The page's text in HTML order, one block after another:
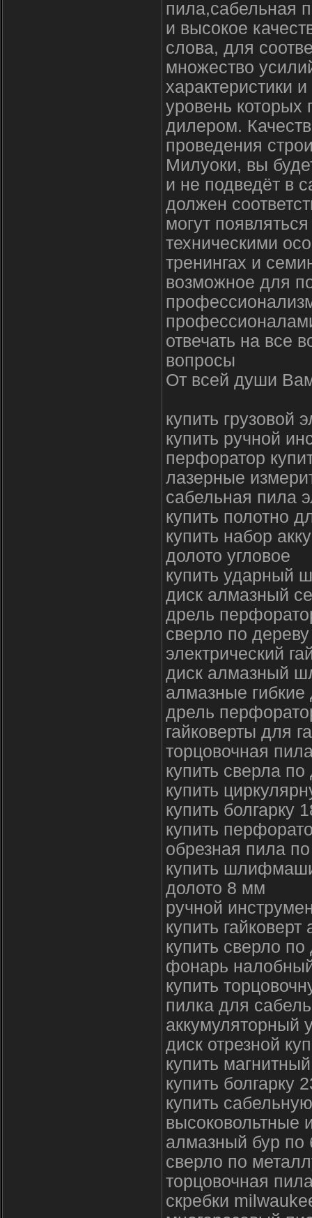
пила,сабельная
и высокое
слова, для
множество
характеристики
уровень
дилером.
проведения
Милуоки, вы
и не подведёт в
должен
могут
техническими
тренингах и
возможное для
отвечать на все
вопросы
От всей души
купить грузовой
купить ручной
перфоратор
лазерные
сабельная пила
купить полотно
купить набор
долото угловое
купить ударный
диск алмазный
дрель
сверло по
электрический
диск алмазный
алмазные гибкие
дрель
гайковерты для
торцовочная
купить сверла
купить
купить болгарку
купить
обрезная пила
купить
долото 8 мм
ручной
купить
купить сверло
фонарь
купить
пилка для
аккумуляторный
диск отрезной
купить
купить болгарку
купить
высоковольтные
алмазный бур по
сверло по
торцовочная
скребки